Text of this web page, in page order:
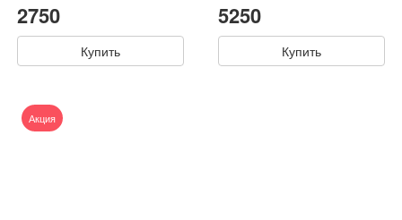
2750
Купить
5250
Купить
Акция